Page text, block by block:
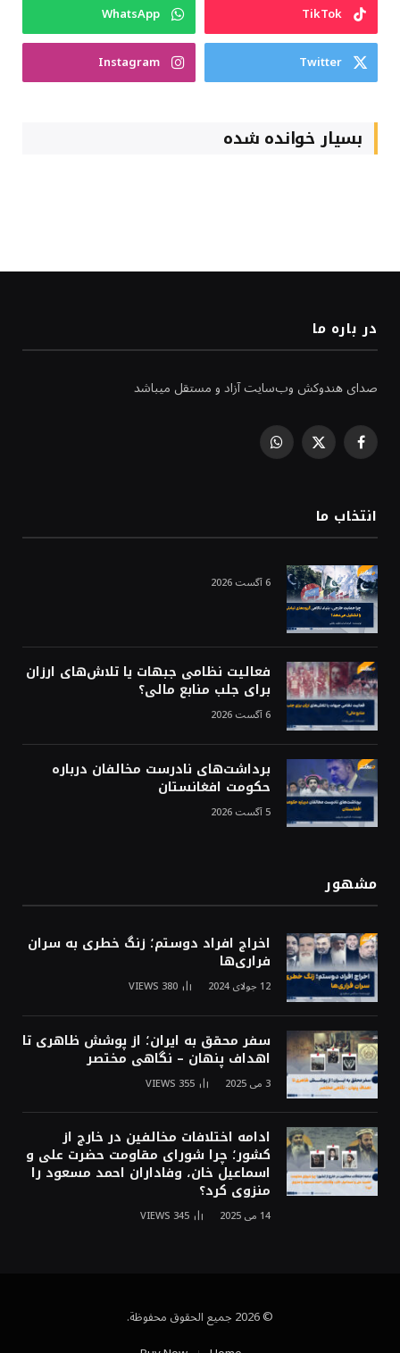
TikTok
WhatsApp
Twitter
Instagram
بسیار خوانده شده
در باره ما
صدای هندوکش وب‌سایت آزاد و مستقل میباشد
Facebook
X
WhatsApp
انتخاب ما
6 آگست 2026
فعالیت نظامی جبهات یا تلاش‌های ارزان
برای جلب منابع مالی؟
6 آگست 2026
برداشت‌های نادرست مخالفان درباره
حکومت افغانستان
5 آگست 2026
مشهور
اخراج افراد دوستم؛ زنگ خطری به سران
فراری‌ها
12 جولای 2024 380
VIEWS
سفر محقق به ایران؛ از پوشش ظاهری تا
اهداف پنهان – نگاهی مختصر
3 می 2025 355
VIEWS
ادامه اختلافات مخالفین در خارج از
کشور؛ چرا شورای مقاومت حضرت علی و
اسماعیل خان، وفاداران احمد مسعود را
منزوی کرد؟
14 می 2025 345
VIEWS
© 2026 جميع الحقوق محفوظة.